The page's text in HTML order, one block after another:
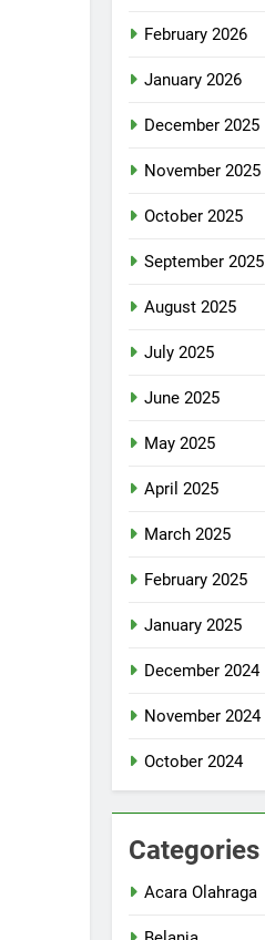
February 2026
January 2026
December 2025
November 2025
October 2025
September 2025
August 2025
July 2025
June 2025
May 2025
April 2025
March 2025
February 2025
January 2025
December 2024
November 2024
October 2024
Categories
Acara Olahraga